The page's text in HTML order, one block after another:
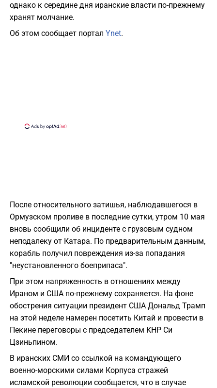
однако к середине дня иранские власти по-прежнему
хранят молчание.
Об этом сообщает портал Ynet.
После относительного затишья, наблюдавшегося в
Ормузском проливе в последние сутки, утром 10 мая
вновь сообщили об инциденте с грузовым судном
неподалеку от Катара. По предварительным данным,
корабль получил повреждения из-за попадания
"неустановленного боеприпаса".
При этом напряженность в отношениях между
Ираном и США по-прежнему сохраняется. На фоне
обострения ситуации президент США Дональд Трамп
на этой неделе намерен посетить Китай и провести в
Пекине переговоры с председателем КНР Си
Цзиньпином.
В иранских СМИ со ссылкой на командующего
военно-морскими силами Корпуса стражей
исламской революции сообщается, что в случае